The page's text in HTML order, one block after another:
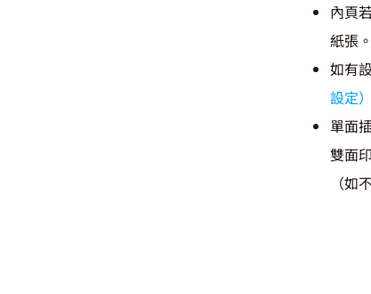
內頁
紙張。
如有
設定）
單面
雙面
（